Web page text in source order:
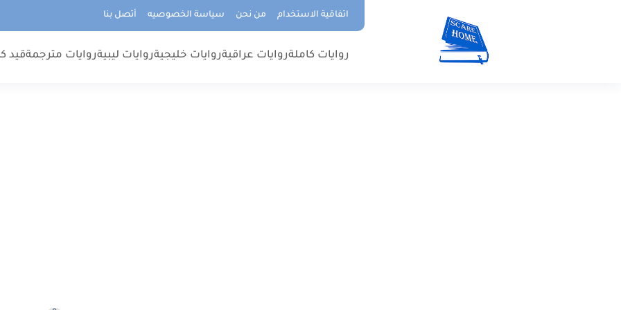
اتفاقية الاستخدام من نحن سياسة الخصوصيه أتصل بنا
روايات كاملةروايات عراقيةروايات خليجيةروايات ليبيةروايات مترجمةقيد